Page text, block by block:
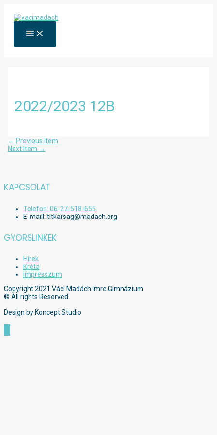
content
MAIN
MENU
2022/2023 12B
Bejegyzés
navigáció
← Previous Item
Next Item →
KAPCSOLAT
Telefon: 06-27-518-655
E-maill: titkarsag@madach.org
GYORSLINKEK
Hírek
Kréta
Impresszum
Copyright 2021 Váci Madách Imre Gimnázium
© All rights Reserved.
Design by Koncept Studio
Scroll
to